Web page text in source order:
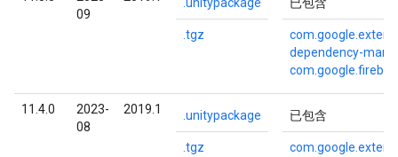
09
.tgz
dependency-
11.4.0
2023-
08
2019.1 .unitypackage
.tgz
已包含